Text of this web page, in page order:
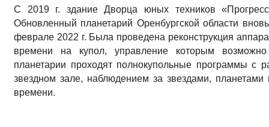
С 2019 г. здание Дворца юных техников
Обновленный планетарий Оренбургской области
феврале 2022 г. Была проведена реконструкция
времени на купол, управление которым
планетарии проходят полнокупольные программы
звездном зале, наблюдением за звездами,
времени.